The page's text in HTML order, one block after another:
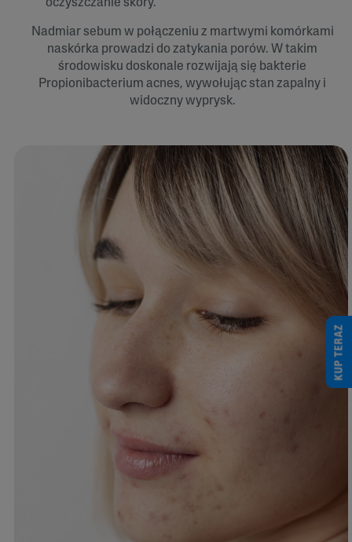
oczyszczanie skóry.
Nadmiar sebum w połączeniu z martwymi komórkami
naskórka prowadzi do zatykania porów. W takim
środowisku doskonale rozwijają się bakterie
Propionibacterium acnes, wywołując stan zapalny i
widoczny wyprysk.
KUP TERAZ